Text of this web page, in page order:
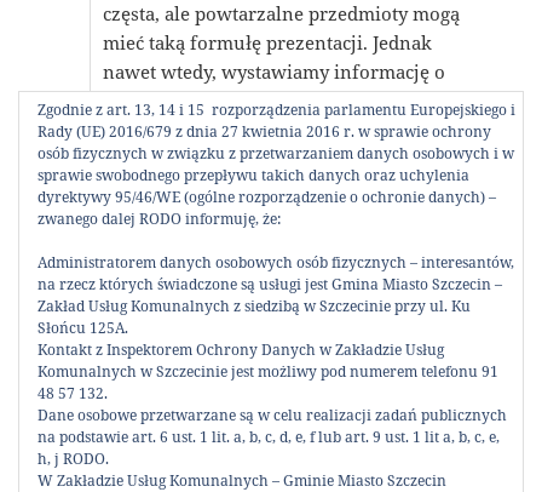
częsta, ale powtarzalne przedmioty mogą
mieć taką formułę prezentacji. Jednak
nawet wtedy, wystawiamy informację o
ilości sztuk, oraz ilustrujemy to zdjęciami w
Archiwum Galerii jako dokumentację
przedmiotów, którym udało się przywrócić
drugie życie i które znalazły dalsze
zastosowanie. Przedmioty spełniające
zagrażające zdrowiu kolejnych
użytkowników, bezpieczne dla środowiska,
są zawsze przez nas wystawiane do Galerii.
Nie istnieje żadna inna ścieżka
„rozchodzenia się„ takich przedmiotów.
Jednak trzeba wiedzieć i pamiętać, że
formuła dostarczania przedmiotów do
Galerii odbywa się w formule PSZOK – czyli
Zgodnie z art. 13, 14 i 15 rozporządzenia parlamentu Europejskiego i
Rady (UE) 2016/679 z dnia 27 kwietnia 2016 r. w sprawie ochrony
osób fizycznych w związku z przetwarzaniem danych osobowych i w
sprawie swobodnego przepływu takich danych oraz uchylenia
dyrektywy 95/46/WE (ogólne rozporządzenie o ochronie danych) –
zwanego dalej RODO informuję, że:
Administratorem danych osobowych osób fizycznych – interesantów,
na rzecz których świadczone są usługi jest Gmina Miasto Szczecin –
Zakład Usług Komunalnych z siedzibą w Szczecinie przy ul. Ku
Słońcu 125A.
Kontakt z Inspektorem Ochrony Danych w Zakładzie Usług
Komunalnych w Szczecinie jest możliwy pod numerem telefonu 91
48 57 132.
Dane osobowe przetwarzane są w celu realizacji zadań publicznych
na podstawie art. 6 ust. 1 lit. a, b, c, d, e, f lub art. 9 ust. 1 lit a, b, c, e,
h, j RODO.
W Zakładzie Usług Komunalnych – Gminie Miasto Szczecin